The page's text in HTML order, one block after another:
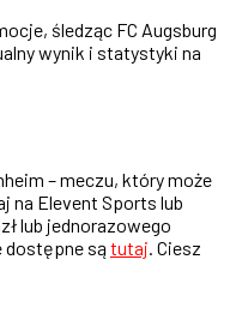
śledząc FC Augsburg
wynik i statystyki na
– meczu, który może
na Elevent Sports lub
lub jednorazowego
dostępne sątutaj. Ciesz